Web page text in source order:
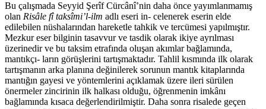
Bu çalışmada Seyyid Şerîf Cürcânî’nin daha önce yayımlanmamış
olan Risâle fî taksîmi’l-ilm adlı eseri in- celenerek eserin elde
edilebilen nüshalarından hareketle tahkik ve tercümesi yapılmıştır.
Mezkur eser bilginin tasavvur ve tasdik olarak ikiye ayrılması
üzerinedir ve bu taksim etrafında oluşan akımlar bağlamında,
mantıkçı- ların görüşlerini tartışmaktadır. Tahlil kısmında ilk olarak
tartışmanın arka planına değinilerek sorunun mantık kitaplarında
mantığın gayesi ve yöntemlerini açıklamak üzere ileri sürülen
önermeler zincirinin ilk halkası olduğu, öğrenmenin imkânı
bağlamında kısaca değerlendirilmiştir. Daha sonra risalede geçen